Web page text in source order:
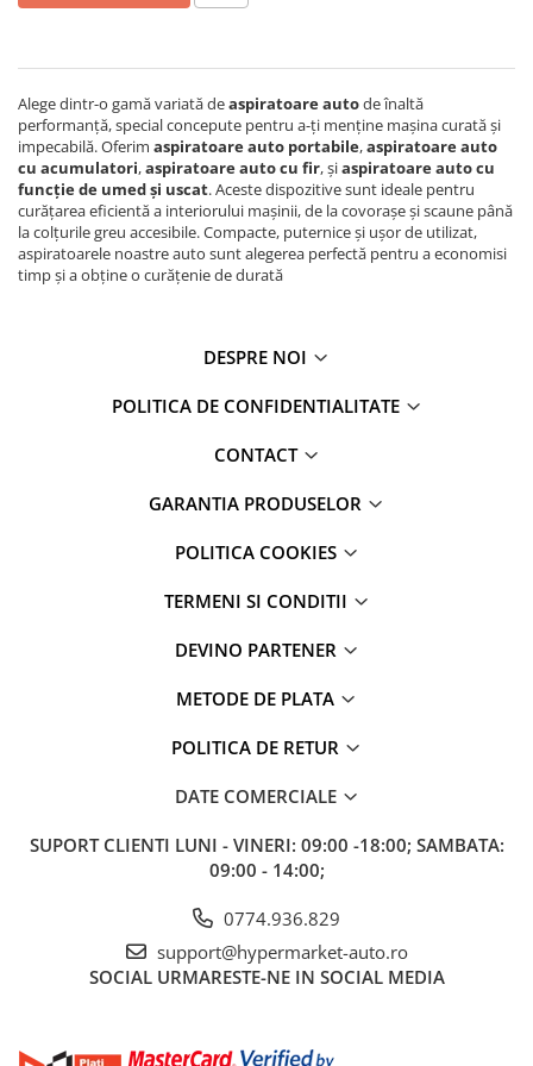
Suporturi bauturi
Alege dintr-o gamă variată deaspiratoare autode înaltă
performanță, special concepute pentru a-ți menține mașina curată și
impecabilă. Oferim aspiratoare auto portabile,aspiratoare auto
cu acumulatori,aspiratoare auto cu fir, șiaspiratoare auto cu
funcție de umed și uscat. Aceste dispozitive sunt ideale pentru
curățarea eficientă a interiorului mașinii, de la covorașe și scaune până
la colțurile greu accesibile. Compacte, puternice și ușor de utilizat,
aspiratoarele noastre auto sunt alegerea perfectă pentru a economisi
timp și a obține o curățenie de durată
DESPRE NOI
POLITICA DE CONFIDENTIALITATE
CONTACT
GARANTIA PRODUSELOR
POLITICA COOKIES
TERMENI SI CONDITII
DEVINO PARTENER
METODE DE PLATA
POLITICA DE RETUR
DATE COMERCIALE
SUPORT CLIENTI LUNI - VINERI: 09:00 -18:00; SAMBATA:
09:00 - 14:00;
0774.936.829
support@hypermarket-auto.ro
SOCIAL URMARESTE-NE IN SOCIAL MEDIA